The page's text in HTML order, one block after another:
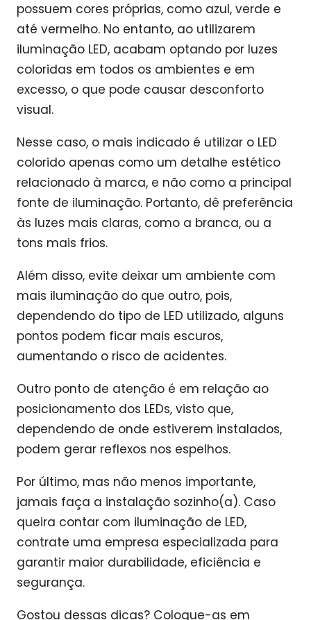
possuem cores próprias, como azul, verde e
até vermelho. No entanto, ao utilizarem
iluminação LED, acabam optando por luzes
coloridas em todos os ambientes e em
excesso, o que pode causar desconforto
visual.
Nesse caso, o mais indicado é utilizar o LED
colorido apenas como um detalhe estético
relacionado à marca, e não como a principal
fonte de iluminação. Portanto, dê preferência
às luzes mais claras, como a branca, ou a
tons mais frios.
Além disso, evite deixar um ambiente com
mais iluminação do que outro, pois,
dependendo do tipo de LED utilizado, alguns
pontos podem ficar mais escuros,
aumentando o risco de acidentes.
Outro ponto de atenção é em relação ao
posicionamento dos LEDs, visto que,
dependendo de onde estiverem instalados,
podem gerar reflexos nos espelhos.
Por último, mas não menos importante,
jamais faça a instalação sozinho(a). Caso
queira contar com iluminação de LED,
contrate uma empresa especializada para
garantir maior durabilidade, eficiência e
segurança.
Gostou dessas dicas? Coloque-as em